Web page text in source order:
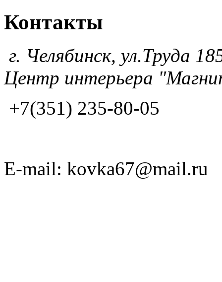
Контакты
г. Челябинск, ул.Труда
Центр интерьера
+7(351) 235-80-05
E-mail: kovka67@mail.ru